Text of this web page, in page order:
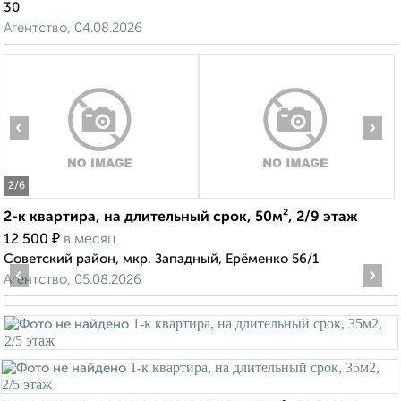
30
Агентство, 04.08.2026
2/6
‹ ›
2-к квартира, на длительный срок, 50м², 2/9 этаж
12 500 ₽ в месяц
Советский район, мкр. Западный, Ерёменко 56/1
Агентство, 05.08.2026
‹ ›